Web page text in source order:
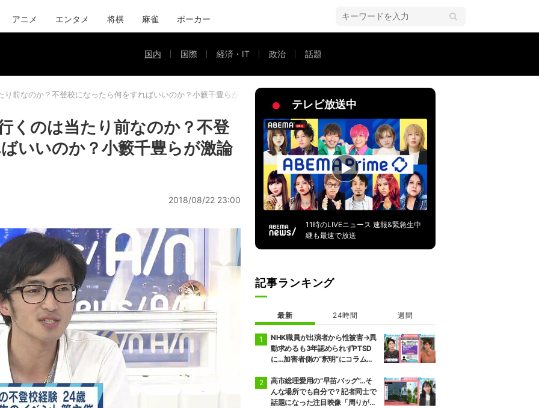
アニメ エンタメ 将棋 麻雀 ポーカー
国内 国際 経済・IT 政治 話題
り前なのか？不登校になったら何をすればいいのか？小籔千豊らが激論
くのは当たり前なのか？不登
いいのか？小籔千豊らが激論
2018/08/22 23:00
テレビ放送中
11時のLIVEニュース 速報&緊急生中
継も最速で放送
記事ランキング
最新 24時間 週間
NHK職員が出演者から性被害→異
動求めるも3年認められずPTSD
に…加害者側の“釈明”にコラムニ
織体制の問題点も指摘
高市総理愛用の“早苗バッグ”…そ
んな場所でも自分で？記者同士で
話題になった注目映像「周りが持